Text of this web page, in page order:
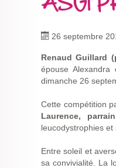
26 septembre
Renaud Guillard
épouse
dimanche 26
Cette compétition
Laurence,
leucodystrophies
Entre soleil et
sa convivialité. La